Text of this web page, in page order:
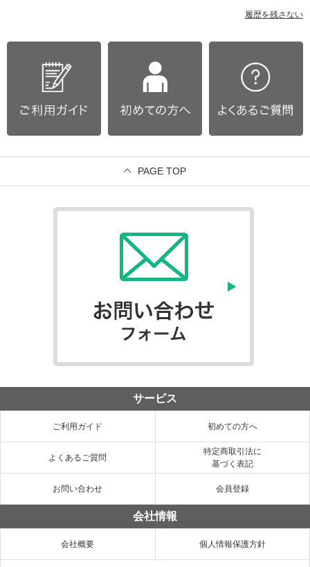
履歴を残さない
PAGE TOP
サービス
ご利用ガイド 初めての方へ
よくあるご質問
特定商取引法に
基づく表記
お問い合わせ 会員登録
会社情報
会社概要 個人情報保護方針